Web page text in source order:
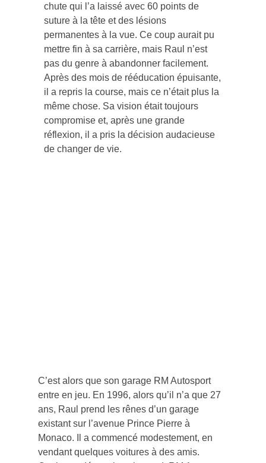
chute qui l’a laissé avec 60 points de
suture à la tête et des lésions
permanentes à la vue. Ce coup aurait pu
mettre fin à sa carrière, mais Raul n’est
pas du genre à abandonner facilement.
Après des mois de rééducation épuisante,
il a repris la course, mais ce n’était plus la
même chose. Sa vision était toujours
compromise et, après une grande
réflexion, il a pris la décision audacieuse
de changer de vie.
C’est alors que son garage RM Autosport
entre en jeu. En 1996, alors qu’il n’a que 27
ans, Raul prend les rênes d’un garage
existant sur l’avenue Prince Pierre à
Monaco. Il a commencé modestement, en
vendant quelques voitures à des amis.